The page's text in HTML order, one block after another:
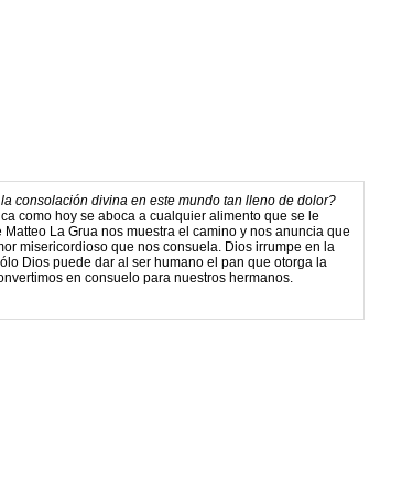
consolación divina en este mundo tan lleno de dolor?
como hoy se aboca a cualquier alimento que se le
La Grua nos muestra el camino y nos anuncia que
misericordioso que nos consuela. Dios irrumpe en la
Dios puede dar al ser humano el pan que otorga la
en consuelo para nuestros hermanos.